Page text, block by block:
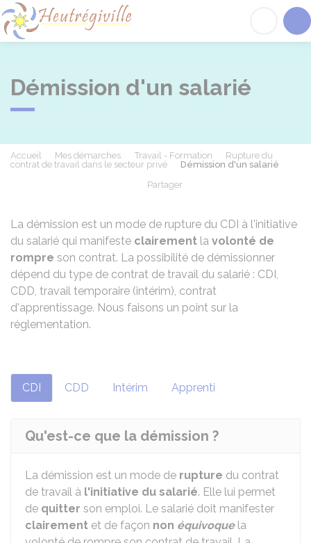
Démission d'un salarié
Accueil Mes démarches Travail - Formation
Rupture du
contrat de travail dans le secteur privé
Démission d'un salarié
Partager
La démission est un mode de rupture du CDI à l'initiative
du salarié qui manifeste clairement la volonté de
rompre son contrat. La possibilité de démissionner
dépend du type de contrat de travail du salarié : CDI,
CDD, travail temporaire (intérim), contrat
d'apprentissage. Nous faisons un point sur la
réglementation.
CDI CDD Intérim Apprenti
Qu'est-ce que la démission ?
La démission est un mode de rupture du contrat
de travail à l'initiative du salarié. Elle lui permet
de quitter son emploi. Le salarié doit manifester
clairement et de façon non équivoquela